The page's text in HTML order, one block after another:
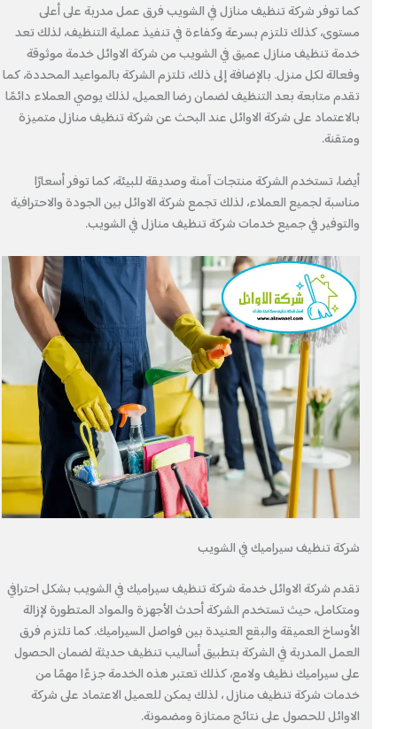
كما توفر شركة تنظيف منازل في الشويب فرق عمل مدربة على أعلى
مستوى، كذلك تلتزم بسرعة وكفاءة في تنفيذ عملية التنظيف، لذلك تعد
خدمة تنظيف منازل عميق في الشويب من شركة الاوائل خدمة موثوقة
وفعالة لكل منزل. بالإضافة إلى ذلك، تلتزم الشركة بالمواعيد المحددة، كما
تقدم متابعة بعد التنظيف لضمان رضا العميل، لذلك يوصي العملاء دائمًا
بالاعتماد على شركة الاوائل عند البحث عن شركة تنظيف منازل متميزة
ومتقنة.
أيضا، تستخدم الشركة منتجات آمنة وصديقة للبيئة، كما توفر أسعارًا
مناسبة لجميع العملاء، لذلك تجمع شركة الاوائل بين الجودة والاحترافية
والتوفير في جميع خدمات شركة تنظيف منازل في الشويب.
شركة تنظيف سيراميك في الشويب
تقدم شركة الاوائل خدمة شركة تنظيف سيراميك في الشويب بشكل احترافي
ومتكامل، حيث تستخدم الشركة أحدث الأجهزة والمواد المتطورة لإزالة
الأوساخ العميقة والبقع العنيدة بين فواصل السيراميك. كما تلتزم فرق
العمل المدربة في الشركة بتطبيق أساليب تنظيف حديثة لضمان الحصول
على سيراميك نظيف ولامع، كذلك تعتبر هذه الخدمة جزءًا مهمًا من
خدمات شركة تنظيف منازل ، لذلك يمكن للعميل الاعتماد على شركة
الاوائل للحصول على نتائج ممتازة ومضمونة.